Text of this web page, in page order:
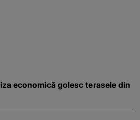
economică golesc terasele din